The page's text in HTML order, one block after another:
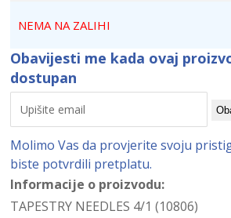
NEMA NA ZALIHI
Obavijesti me kada ovaj
dostupan
Molimo Vas da provjerite svoju
biste potvrdili pretplatu.
Informacije o proizvodu:
TAPESTRY NEEDLES 4/1 (10806)